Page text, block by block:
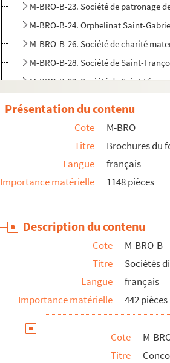
M-BRO-B-23. Société de patronage
M-BRO-B-24. Orphelinat Saint-
M-BRO-B-26. Société de charité
M-BRO-B-28. Société de Saint-
M-BRO-B-29. Société de Saint-
M-BRO-B-42. Chambres syndicales
M-BRO-B-43. Société artistique de
M-BRO-B-44. Institut Pasteur
M-BRO-D. Société scientifiques et
M-BRO-V-5. Eclairage de la ville de
M-DOC. Documents du fonds Mahieu
Présentation du contenu
Cote
M-BRO
Titre
Brochures du
Langue
français
Importance matérielle
1148 pièces
Description du contenu
Cote
M-BRO-B
Titre
Sociétés
Langue
français
Importance matérielle
442 pièces
Cote
M-
Titre